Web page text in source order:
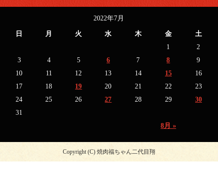
2022年7月
日 月 火 水 木 金 土
8月 »
1
2
3
4 5 6 7 8
9
10
11 12 13 14 15
16
17
18 19 20 21 22
23
24
25 26 27 28 29
30
31
Copyright (C) 焼肉福ちゃん二代目翔